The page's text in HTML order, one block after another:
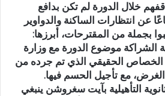
خلال الدورة لم تكن بدافع
عن انتظارات الساكنة والدواوير
بجملة من المقترحات، أبرزها:
الشراكة موضوع الدورة مع وزارة
الخصاص الحقيقي الذي تم جرده من
مع تأجيل الحسم فيها.
التأهيلية بآيت سغروشن ينبغي